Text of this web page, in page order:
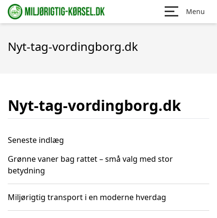
Menu
Nyt-tag-vordingborg.dk
Nyt-tag-vordingborg.dk
Seneste indlæg
Grønne vaner bag rattet – små valg med stor
betydning
Miljørigtig transport i en moderne hverdag